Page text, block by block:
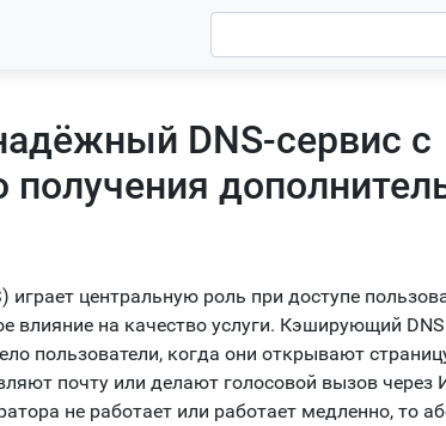
DNS-сервис с
центральную роль при доступе
влияние на качество услуги. Кэширующий
пользователи, когда они открывают
почту или делают голосовой вызов через
не работает или работает медленно, то